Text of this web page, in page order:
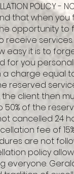
POLICY -
that when
opportunity
receive
easy it is to
you
charge equal
reserved
client then
of the
cancelled 24
fee of
are not
policy
everyone.